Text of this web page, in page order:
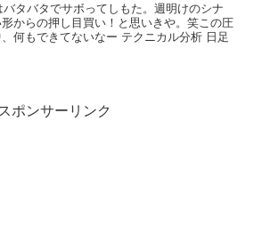
タバタでサボってしもた。週明けのシナ
からの押し目買い！と思いきや。笑この圧
何もできてないなー テクニカル分析 日足
ポンサーリンク